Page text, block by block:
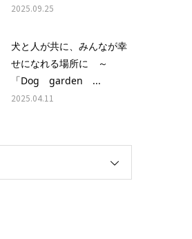
2025.09.25
犬と人が共に、みんなが幸
せになれる場所に ～
「Dog garden ...
2025.04.11